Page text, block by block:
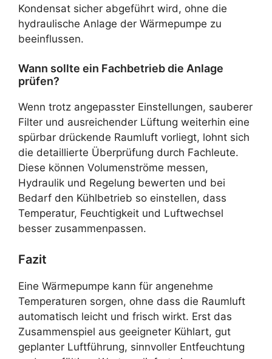
Kondensat sicher abgeführt wird, ohne die
hydraulische Anlage der Wärmepumpe zu
beeinflussen.
Wann sollte ein Fachbetrieb die Anlage
prüfen?
Wenn trotz angepasster Einstellungen, sauberer
Filter und ausreichender Lüftung weiterhin eine
spürbar drückende Raumluft vorliegt, lohnt sich
die detaillierte Überprüfung durch Fachleute.
Diese können Volumenströme messen,
Hydraulik und Regelung bewerten und bei
Bedarf den Kühlbetrieb so einstellen, dass
Temperatur, Feuchtigkeit und Luftwechsel
besser zusammenpassen.
Fazit
Eine Wärmepumpe kann für angenehme
Temperaturen sorgen, ohne dass die Raumluft
automatisch leicht und frisch wirkt. Erst das
Zusammenspiel aus geeigneter Kühlart, gut
geplanter Luftführung, sinnvoller Entfeuchtung